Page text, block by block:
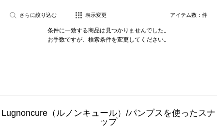
さらに絞り込む 表示変更 アイテム数： 件
条件に一致する商品は見つかりませんでした。
お手数ですが、検索条件を変更してください。
Lugnoncure（ルノンキュール）/パンプスを使ったスナ
ップ